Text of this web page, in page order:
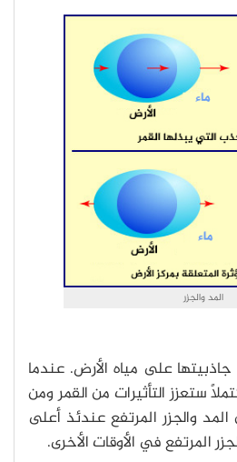
المد والجزر
جاذبيتها على مياه الأرض. عندما
ستعزز التأثيرات من القمر ومن
والجزر المرتفع عندئذ أعلى
المرتفع في الأوقات الأخرى.